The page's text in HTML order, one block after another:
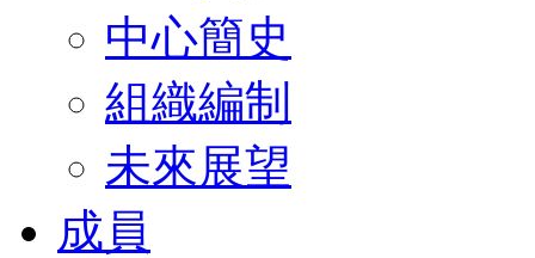
中心簡史
組織編制
未來展望
成員